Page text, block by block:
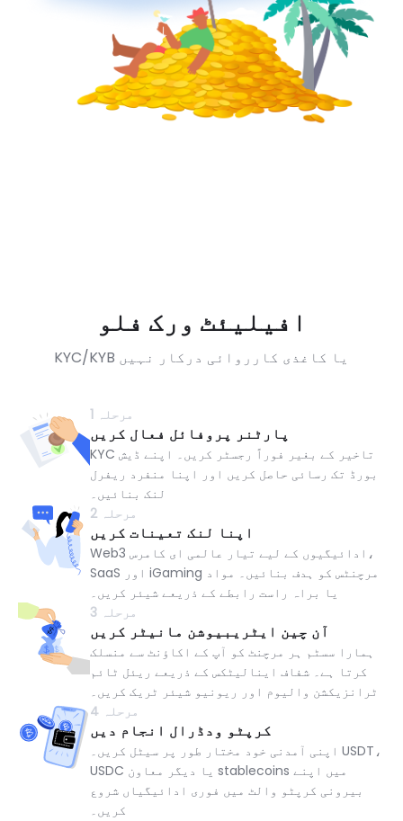
افیلیئٹ ورک فلو
KYC/KYB یا کاغذی کارروائی درکار نہیں
مرحلہ 1
پارٹنر پروفائل فعال کریں
KYC تاخیر کے بغیر فوراً رجسٹر کریں۔ اپنے ڈیش
بورڈ تک رسائی حاصل کریں اور اپنا منفرد ریفرل
لنک بنائیں۔
مرحلہ 2
اپنا لنک تعینات کریں
Web3 ادائیگیوں کے لیے تیار عالمی ای کامرس،
SaaS اور iGaming مرچنٹس کو ہدف بنائیں۔ مواد
یا براہ راست رابطے کے ذریعے شیئر کریں۔
مرحلہ 3
آن چین ایٹریبیوشن مانیٹر کریں
ہمارا سسٹم ہر مرچنٹ کو آپ کے اکاؤنٹ سے منسلک
کرتا ہے۔ شفاف اینالیٹکس کے ذریعے ریئل ٹائم
ٹرانزیکشن والیوم اور ریونیو شیئر ٹریک کریں۔
مرحلہ 4
کرپٹو ودڈرال انجام دیں
اپنی آمدنی خود مختار طور پر سیٹل کریں۔ USDT،
USDC یا دیگر معاون stablecoins میں اپنے
بیرونی کرپٹو والٹ میں فوری ادائیگیاں شروع
کریں۔